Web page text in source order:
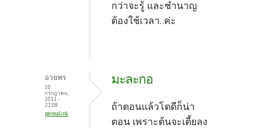
กว่าจะรู้ และชำนาญ
ต้องใช้เวลา..ค่ะ
อวยพร
10
กรกฎาคม,
2011 -
22:08
permalink
มะละกอ
ถ้าตอนแล้วโตดีก็น่า
ตอน เพราะต้นจะเตี้ยลง